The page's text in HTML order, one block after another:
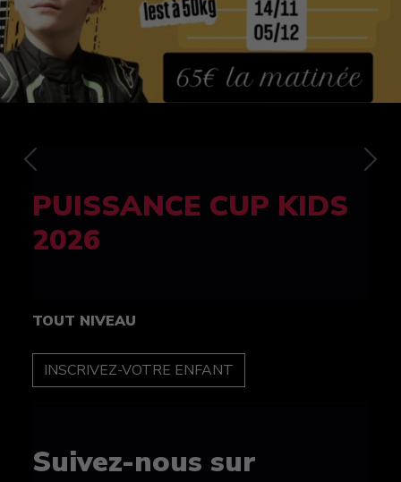
FELINE CUP 100%
féminine
TOUT NIVEAU
INSCRIPTION
Suivez-nous sur
Previous Next